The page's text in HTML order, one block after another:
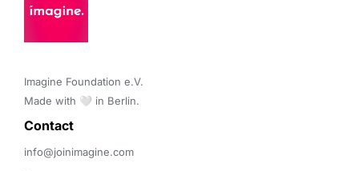
Imagine Foundation e.V.
Made with 🤍 in Berlin.
Contact
info@joinimagine.com